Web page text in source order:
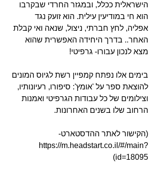
הישראלית ככלל, ובמגזר החרדי שבקרבו
הוא חי במודיעין עילית. הוא זועק נגד
אפליה, לחץ חברתי, ניצול, שנאה ואי קבלת
האחר.. בדרך היחידה האפשרית שהוא
מצא לנכון עבורו- גרפיטי!
בימים אלו נפתח קמפיין רשת לגיוס המונים
להוצאת ספר על 'אומץ': סיפורו, רעיונותיו,
וצילומים של כל עבודות הגרפיטי ואמנות
הרחוב שלו בשנים האחרונות.
(הקישור לאתר ההדסטארט-
https://m.headstart.co.il/#/main?
id=18095)